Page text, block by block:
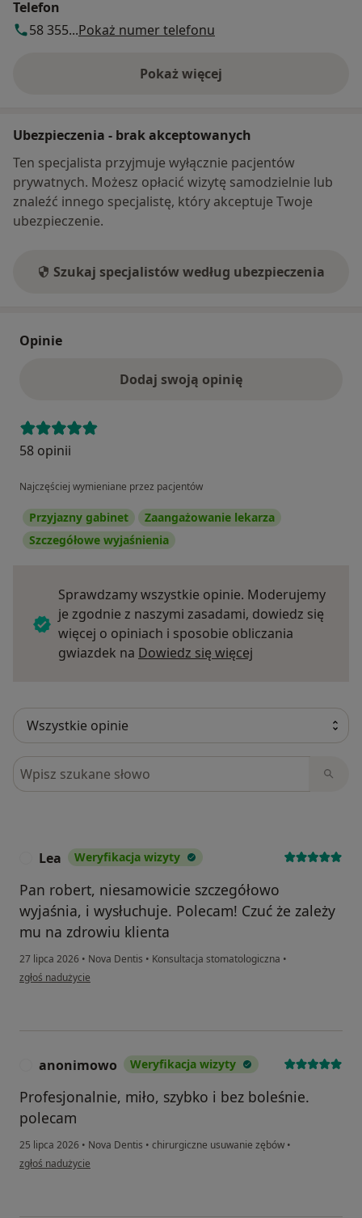
Telefon
58 355...Pokaż numer telefonu
Pokaż więcej
o adresie
Ubezpieczenia - brak akceptowanych
Ten specjalista przyjmuje wyłącznie pacjentów
prywatnych. Możesz opłacić wizytę samodzielnie lub
znaleźć innego specjalistę, który akceptuje Twoje
ubezpieczenie.
Szukaj specjalistów według ubezpieczenia
Opinie
Dodaj swoją opinię
58 opinii
Najczęściej wymieniane przez pacjentów
Przyjazny gabinet
Zaangażowanie lekarza
Szczegółowe wyjaśnienia
Sprawdzamy wszystkie opinie. Moderujemy
je zgodnie z naszymi zasadami, dowiedz się
więcej o opiniach i sposobie obliczania
gwiazdek na Dowiedz się więcej
Szukaj w opiniach
Lea Weryfikacja wizyty
Pan robert, niesamowicie szczegółowo
wyjaśnia, i wysłuchuje. Polecam! Czuć że zależy
mu na zdrowiu klienta
27 lipca 2026 • Nova Dentis • Konsultacja stomatologiczna •
w opinii użytkownika Lea
zgłoś nadużycie
anonimowo Weryfikacja wizyty
Profesjonalnie, miło, szybko i bez boleśnie.
polecam
25 lipca 2026 • Nova Dentis • chirurgiczne usuwanie zębów •
w opinii użytkownika anonimowo
zgłoś nadużycie